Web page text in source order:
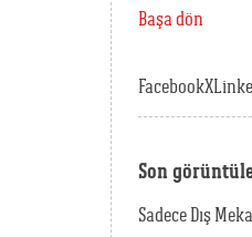
Başa dön
FacebookX
Son
Sadece Dış